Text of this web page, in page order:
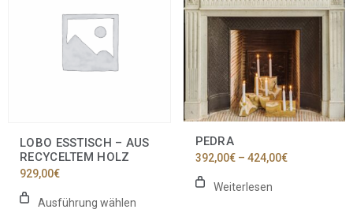
LOBO ESSTISCH – AUS
RECYCELTEM HOLZ
929,00€
Ausführung wählen
gewählt
werden
PEDRA
392,00€ – 424,00€
Weiterlesen